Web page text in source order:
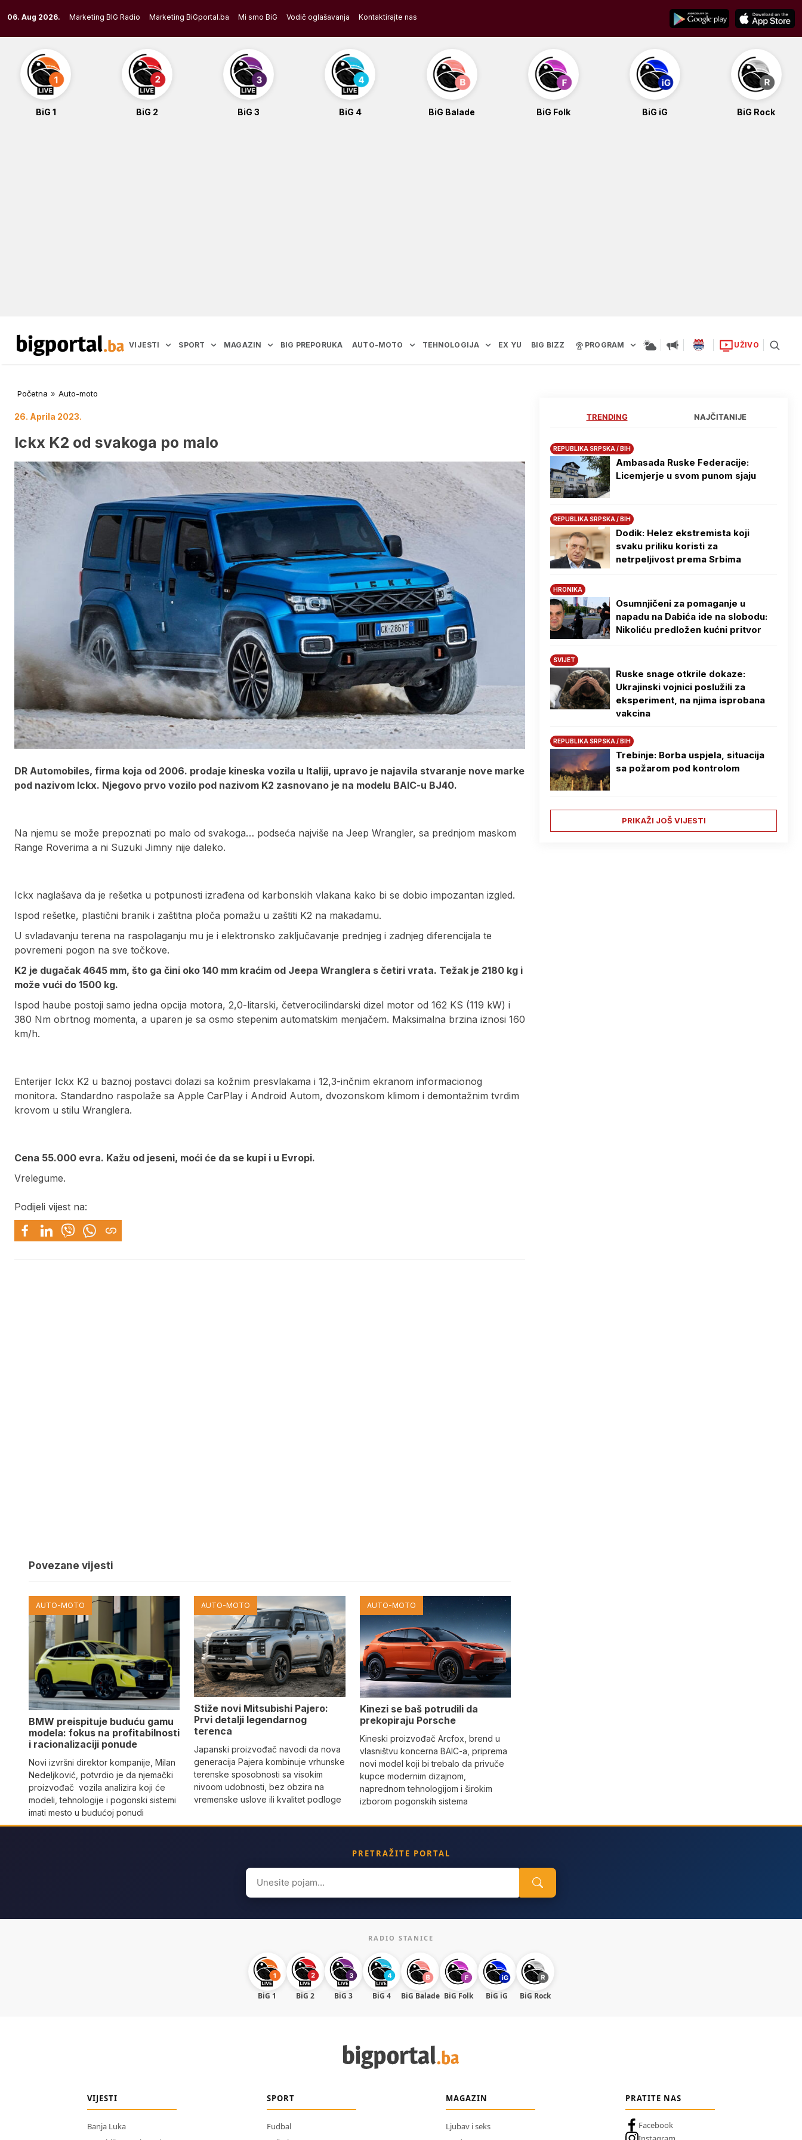
to
content
06. Aug 2026. Marketing BIG Radio Marketing BiGportal.ba Mi smo BiG Vodič oglašavanja Kontaktirajte nas
BiG 1 BiG 2 BiG 3 BiG 4 BiG Balade BiG Folk BiG iG BiG Rock
VIJESTI SPORT MAGAZIN BIG PREPORUKA AUTO-MOTO TEHNOLOGIJA EX YU BIG BIZZ PROGRAM UŽIVO
Početna » Auto-moto
26. Aprila 2023.
Ickx K2 od svakoga po malo
DR Automobiles, firma koja od 2006. prodaje kineska vozila u Italiji, upravo je najavila stvaranje nove marke
pod nazivom Ickx. Njegovo prvo vozilo pod nazivom K2 zasnovano je na modelu BAIC-u BJ40.
Na njemu se može prepoznati po malo od svakoga… podseća najviše na Jeep Wrangler, sa prednjom maskom
Range Roverima a ni Suzuki Jimny nije daleko.
Ickx naglašava da je rešetka u potpunosti izrađena od karbonskih vlakana kako bi se dobio impozantan izgled.
Ispod rešetke, plastični branik i zaštitna ploča pomažu u zaštiti K2 na makadamu.
U svladavanju terena na raspolaganju mu je i elektronsko zaključavanje prednjeg i zadnjeg diferencijala te
povremeni pogon na sve točkove.
K2 je dugačak 4645 mm, što ga čini oko 140 mm kraćim od Jeepa Wranglera s četiri vrata. Težak je 2180 kg i
može vući do 1500 kg.
Ispod haube postoji samo jedna opcija motora, 2,0-litarski, četverocilindarski dizel motor od 162 KS (119 kW) i
380 Nm obrtnog momenta, a uparen je sa osmo stepenim automatskim menjačem. Maksimalna brzina iznosi 160
km/h.
Enterijer Ickx K2 u baznoj postavci dolazi sa kožnim presvlakama i 12,3-inčnim ekranom informacionog
monitora. Standardno raspolaže sa Apple CarPlay i Android Autom, dvozonskom klimom i demontažnim tvrdim
krovom u stilu Wranglera.
Cena 55.000 evra. Kažu od jeseni, moći će da se kupi i u Evropi.
Vrelegume.
Podijeli vijest na:
Povezane vijesti
AUTO-MOTO
BMW preispituje buduću gamu
modela: fokus na profitabilnosti
i racionalizaciji ponude
Novi izvršni direktor kompanije, Milan
Nedeljković, potvrdio je da njemački
proizvođač vozila analizira koji će
modeli, tehnologije i pogonski sistemi
imati mesto u budućoj ponudi
AUTO-MOTO
Stiže novi Mitsubishi Pajero:
Prvi detalji legendarnog
terenca
Japanski proizvođač navodi da nova
generacija Pajera kombinuje vrhunske
terenske sposobnosti sa visokim
nivoom udobnosti, bez obzira na
vremenske uslove ili kvalitet podloge
AUTO-MOTO
Kinezi se baš potrudili da
prekopiraju Porsche
Kineski proizvođač Arcfox, brend u
vlasništvu koncerna BAIC-a, priprema
novi model koji bi trebalo da privuče
kupce modernim dizajnom,
naprednom tehnologijom i širokim
izborom pogonskih sistema
TRENDING NAJČITANIJE
REPUBLIKA SRPSKA / BIH
Ambasada Ruske Federacije:
Licemjerje u svom punom sjaju
REPUBLIKA SRPSKA / BIH
Dodik: Helez ekstremista koji
svaku priliku koristi za
netrpeljivost prema Srbima
HRONIKA
Osumnjičeni za pomaganje u
napadu na Dabića ide na slobodu:
Nikoliću predložen kućni pritvor
SVIJET
Ruske snage otkrile dokaze:
Ukrajinski vojnici poslužili za
eksperiment, na njima isprobana
vakcina
REPUBLIKA SRPSKA / BIH
Trebinje: Borba uspjela, situacija
sa požarom pod kontrolom
PRIKAŽI JOŠ VIJESTI
PRETRAŽITE PORTAL
Search
for:
RADIO STANICE
BiG 1 BiG 2 BiG 3 BiG 4 BiG Balade BiG Folk BiG iG BiG Rock
VIJESTI
Banja Luka
SPORT
Fudbal
MAGAZIN
Ljubav i seks
PRATITE NAS
Facebook